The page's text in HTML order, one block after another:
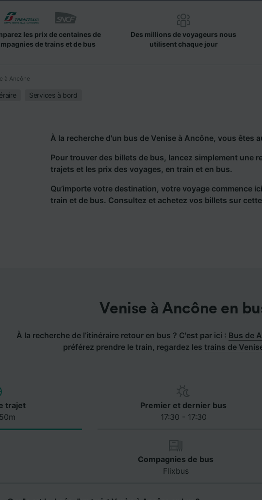
les prix de centaines de
de trains et de bus
Des millions de voyageurs nous
utilisent chaque jour
à Ancône
Services à bord
À la recherche d'un bus de Venise à Ancône, vous êtes
Pour trouver des billets de bus, lancez simplement une
trajets et les prix des voyages, en train et en bus.
Qu’importe votre destination, votre voyage commence
train et de bus. Consultez et achetez vos billets sur
Venise à Ancône en
À la recherche de l’itinéraire retour en bus ? C'est par ici : Bus de
préférez prendre le train, regardez les trains de
trajet
Premier et dernier bus
17:30 - 17:30
Compagnies de bus
Flixbus